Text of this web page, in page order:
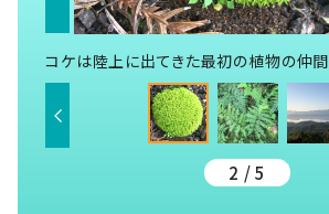
コケは陸上に出てきた最初の植物の仲間
2 / 5